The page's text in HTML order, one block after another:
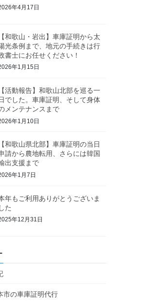
年4月17日
【和歌山・岩出】車庫証明から太
光条例まで、地元の手続きは行
書士にお任せください！
年1月15日
【活動報告】和歌山北部を巡る一
でした。車庫証明、そして身体
メンテナンスまで
年1月10日
【和歌山県北部】車庫証明の当日
請から農地転用、さらには韓国
出支援まで
年1月7日
年もご利用ありがとうございま
した
年12月31日
市の車庫証明代行